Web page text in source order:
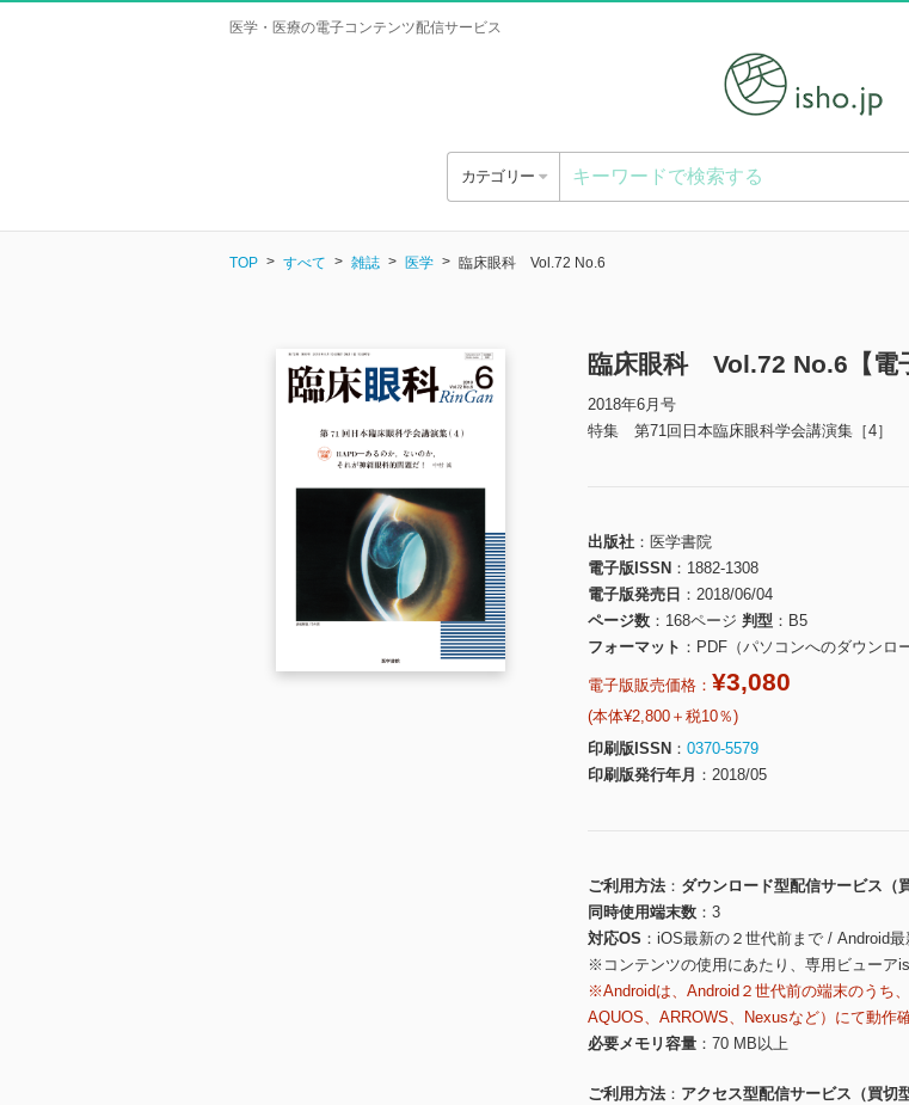
医学・医療の電子コンテンツ配信サービス
カテゴリー
TOP すべて 雑誌 医学 臨床眼科 Vol.72 No.6
臨床眼科 Vol.72 No.6【電
2018年6月号
特集 第71回日本臨床眼科学会講演集［4］
出版社
医学書院
電子版ISSN
1882-1308
電子版発売日
2018/06/04
ページ数
168ページ 判型
B5
フォーマット
PDF（パソコンへのダウンロ
電子版販売価格： ¥3,080
(本体¥2,800＋税10％)
印刷版ISSN
0370-5579
印刷版発行年月
2018/05
ご利用方法
ダウンロード型配信サービス（
同時使用端末数
3
対応OS
iOS最新の２世代前まで / Android
※コンテンツの使用にあたり、専用ビューア
※Androidは、Android２世代前の端末のうち
AQUOS、ARROWS、Nexusなど）にて動作
必要メモリ容量
70 MB以上
ご利用方法
アクセス型配信サービス（買切型